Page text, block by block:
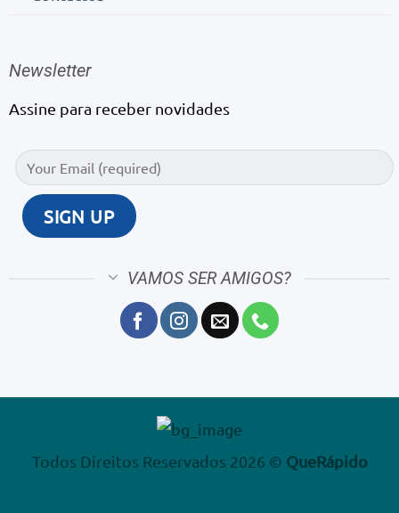
Newsletter
Assine para receber novidades
VAMOS SER AMIGOS?
Todos Direitos Reservados 2026 © QueRápido